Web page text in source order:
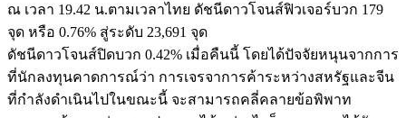
ณ เวลา 19.42 น.ตามเวลาไทย ดัชนีดาวโจนส์ฟิวเจอร์บวก 179
จุด หรือ 0.76% สู่ระดับ 23,691 จุด
ดัชนีดาวโจนส์ปิดบวก 0.42% เมื่อคืนนี้ โดยได้ปัจจัยหนุนจากการ
ที่นักลงทุนคาดการณ์ว่า การเจรจาการค้าระหว่างสหรัฐและจีน
ที่กำลังดำเนินไปในขณะนี้ จะสามารถคลี่คลายข้อพิพาท